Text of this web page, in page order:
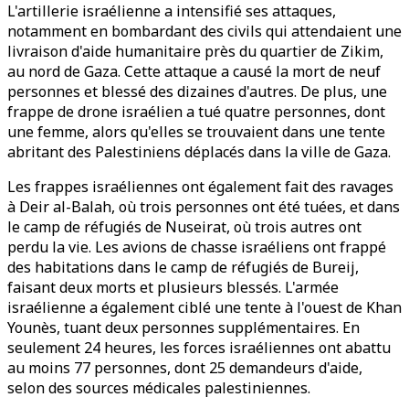
L'artillerie israélienne a intensifié ses attaques,
notamment en bombardant des civils qui attendaient une
livraison d'aide humanitaire près du quartier de Zikim,
au nord de Gaza. Cette attaque a causé la mort de neuf
personnes et blessé des dizaines d'autres. De plus, une
frappe de drone israélien a tué quatre personnes, dont
une femme, alors qu'elles se trouvaient dans une tente
abritant des Palestiniens déplacés dans la ville de Gaza.
Les frappes israéliennes ont également fait des ravages
à Deir al-Balah, où trois personnes ont été tuées, et dans
le camp de réfugiés de Nuseirat, où trois autres ont
perdu la vie. Les avions de chasse israéliens ont frappé
des habitations dans le camp de réfugiés de Bureij,
faisant deux morts et plusieurs blessés. L'armée
israélienne a également ciblé une tente à l'ouest de Khan
Younès, tuant deux personnes supplémentaires. En
seulement 24 heures, les forces israéliennes ont abattu
au moins 77 personnes, dont 25 demandeurs d'aide,
selon des sources médicales palestiniennes.